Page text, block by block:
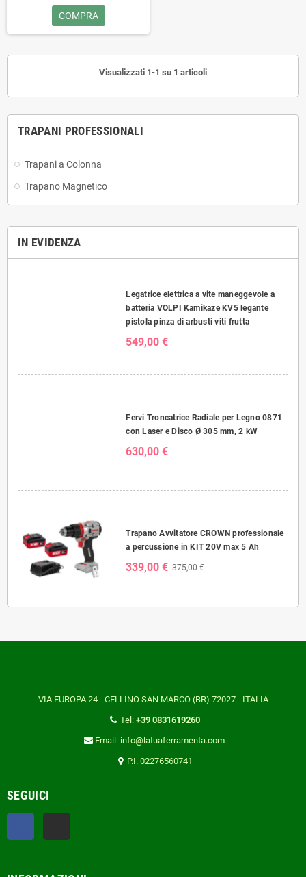
TRAPANI PROFESSIONALI
Trapani a Colonna
Trapano Magnetico
IN EVIDENZA
Legatrice elettrica a vite maneggevole a
batteria VOLPI Kamikaze KV5 legante
pistola pinza di arbusti viti frutta
549,00 €
Fervi Troncatrice Radiale per Legno 0871
con Laser e Disco Ø 305 mm, 2 kW
630,00 €
Trapano Avvitatore CROWN professionale
a percussione in KIT 20V max 5 Ah
339,00 € 375,00 €
antivibrazione (AVT), soft start e
controllo della velocità variabile,
garantisce comfort e prestazioni
punta, mentre la spia LED avvisa
carbonio.
COMPRA
Visualizzati 1-1 su 1 articoli
VIA EUROPA 24 - CELLINO SAN MARCO (BR) 72027 - ITALIA
Tel: +39 0831619260
Email: info@latuaferramenta.com
P.I. 02276560741
SEGUICI